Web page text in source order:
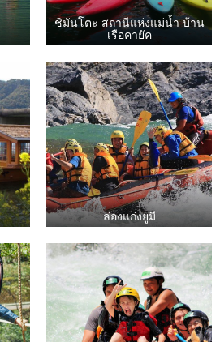
ชิมันโตะ สถานีแห่งแม่น้ำ บ้าน
เรือคายัค
ล่องแก่งยูมี